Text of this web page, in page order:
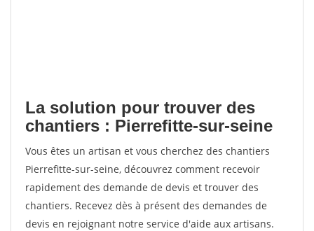
La solution pour trouver des
chantiers : Pierrefitte-sur-seine
Vous êtes un artisan et vous cherchez des chantiers
Pierrefitte-sur-seine, découvrez comment recevoir
rapidement des demande de devis et trouver des
chantiers. Recevez dès à présent des demandes de
devis en rejoignant notre service d'aide aux artisans.